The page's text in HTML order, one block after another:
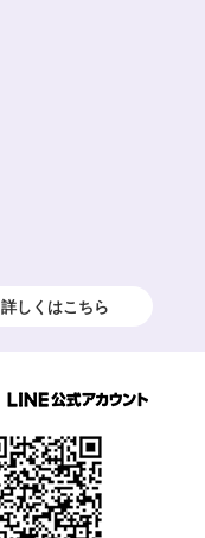
詳しくはこちら